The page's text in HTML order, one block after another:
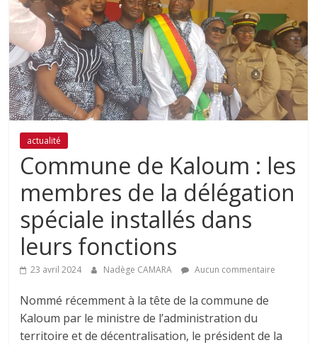
actualité
Commune de Kaloum : les
membres de la délégation
spéciale installés dans
leurs fonctions
23 avril 2024 Nadège CAMARA Aucun commentaire
Nommé récemment à la tête de la commune de
Kaloum par le ministre de l’administration du
territoire et de décentralisation, le président de la